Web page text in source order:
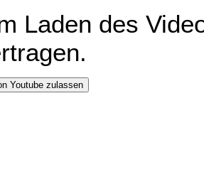
Laden des
Youtube zulassen